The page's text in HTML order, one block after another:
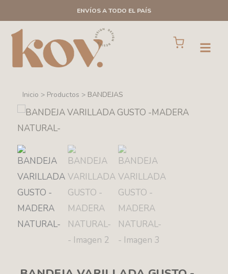
al
contenido
ENVÍOS A TODO EL PAÍS
Open
Cart
Inicio > Productos > BANDEJAS